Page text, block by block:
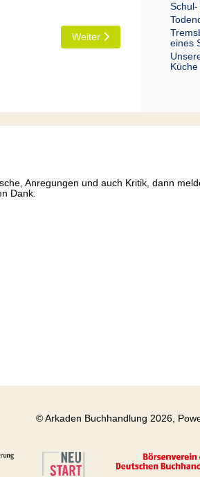
Nächster Beitrag: Die Bille.
Weiter
eines
Küche
Anregungen und auch Kritik, dann
Dank.
© Arkaden Buchhandlung 2026,